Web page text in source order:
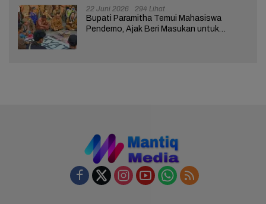
22 Juni 2026 294 Lihat
Bupati Paramitha Temui Mahasiswa
Pendemo, Ajak Beri Masukan untuk